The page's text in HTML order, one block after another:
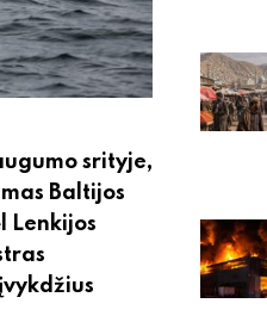
srityje,
Baltijos
Lenkijos